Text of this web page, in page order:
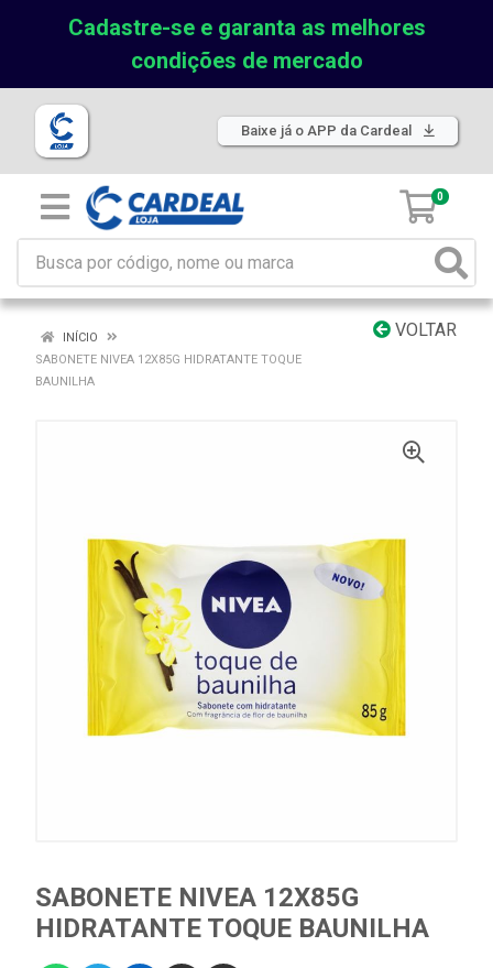
Cadastre-se e garanta as melhores
condições de mercado
Baixe já o APP da Cardeal
0
VOLTAR
INÍCIO
SABONETE NIVEA 12X85G HIDRATANTE TOQUE
BAUNILHA
SABONETE NIVEA 12X85G
HIDRATANTE TOQUE BAUNILHA